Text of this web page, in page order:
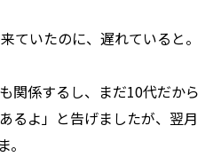
ていたのに、遅れていると。
関係するし、まだ10代だから
るよ」と告げましたが、翌月